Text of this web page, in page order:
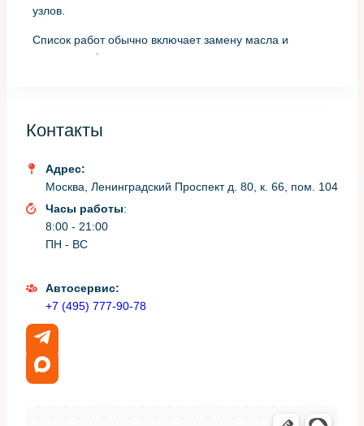
узлов.
Список работ обычно включает замену масла и
масляного фильтра, первичную диагностику
для ТО 1
Ниже приведён список пунктов, которые обязательно
проверяют при первом обслуживании. Он поможет
Пункт
Замена
моторного
масла и
фильтра
Контакты
Адрес:
Москва, Ленинградский Проспект д. 80, к. 66, пом. 104
Часы работы:
8:00 - 21:00
ПН - ВС
Автосервис:
+7 (495) 777-90-78